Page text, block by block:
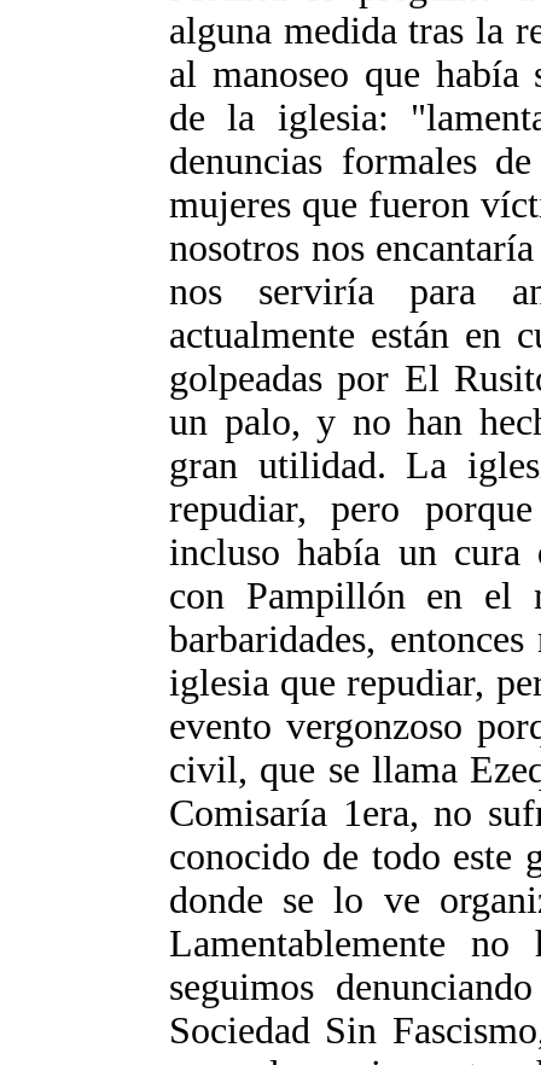
alguna medida tras la
al manoseo que había
de la iglesia:
denuncias formales
mujeres que fueron
nosotros nos
nos serviría para
actualmente están en
golpeadas por El
un palo, y no han
gran utilidad. La
repudiar, pero
incluso había un cura
con Pampillón en el
barbaridades,
iglesia que repudiar,
evento vergonzoso
civil, que se llama
Comisaría 1era, no
conocido de todo este
donde se lo ve
Lamentablemente no
seguimos
Sociedad Sin